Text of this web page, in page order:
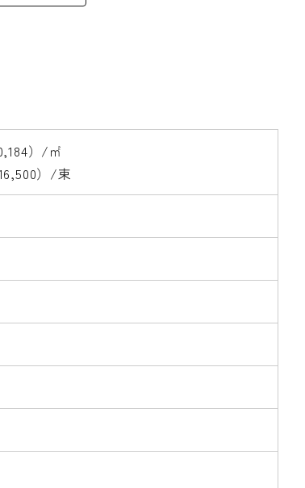
）/㎡
）/束